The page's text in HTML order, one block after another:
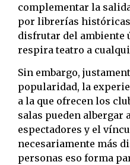
complementar la
por librerías
disfrutar del ambiente
respira teatro a
Sin embargo,
popularidad, la
a la que ofrecen los
salas pueden albergar
espectadores y el
necesariamente más
personas eso forma